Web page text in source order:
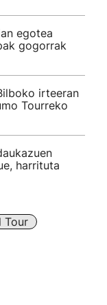
egotea
gogorrak
irteeran
Tourreko
harrituta
Tour